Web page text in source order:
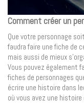
Comment créer un
Que votre personnage
faudra faire une fiche de
mais aussi de mieux
Vous pouvez également
fiches de personnages
écrire une histoire dans
où vous avez une